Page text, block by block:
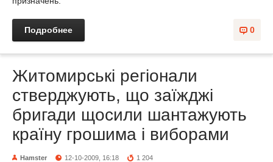
0
Подробнее
Житомирські регіонали
стверджують, що заїжджі
бригади щосили шантажують
країну грошима і виборами
Hamster 12-10-2009, 16:18 1 204